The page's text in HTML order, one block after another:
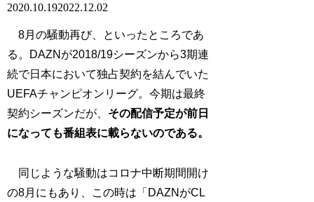
2020.10.192022.12.02
8月の騒動再び、といったところであ
る。DAZNが2018/19シーズンから3期連
続で日本において独占契約を結んでいた
UEFAチャンピオンリーグ。今期は最終
契約シーズンだが、 その配信予定が前日
になっても番組表に載らないのである。
同じような騒動はコロナ中断期間開け
の8月にもあり、この時は「DAZNがCL